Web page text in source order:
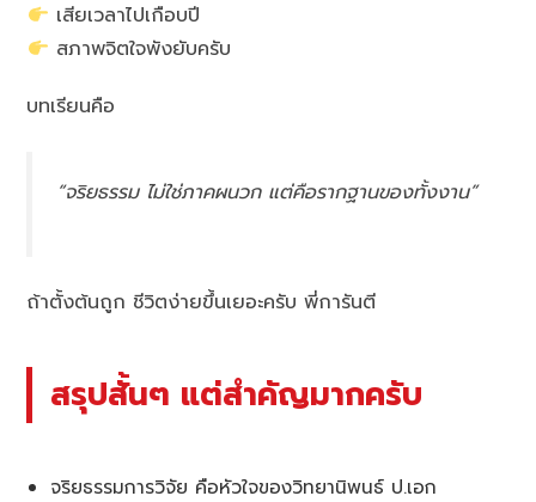
เสียเวลาไปเกือบปี
สภาพจิตใจพังยับครับ
บทเรียนคือ
“จริยธรรม ไม่ใช่ภาคผนวก แต่คือรากฐานของทั้งงาน”
ถ้าตั้งต้นถูก ชีวิตง่ายขึ้นเยอะครับ พี่การันตี
สรุปสั้นๆ แต่สำคัญมากครับ
จริยธรรมการวิจัย คือหัวใจของวิทยานิพนธ์ ป.เอก